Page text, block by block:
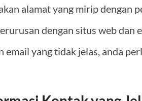
alamat yang mirip dengan
dengan situs web dan
email yang tidak jelas, anda